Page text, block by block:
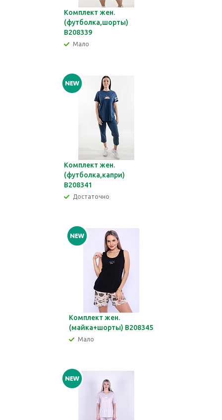
Комплект жен.
(футболка,шорты)
В208339
Мало
Комплект жен.
(футболка,капри)
В208341
Достаточно
Комплект жен.
(майка+шорты) В208345
Мало